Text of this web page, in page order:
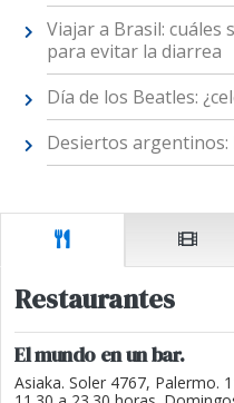
Viajar a Brasil: cuáles
para evitar la diarrea
Día de los Beatles:
Desiertos
Restaurantes
El mundo en un bar.
Asiaka. Soler 4767, Palermo.